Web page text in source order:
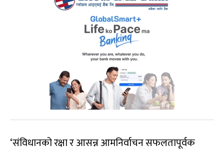
‘संविधानको रक्षा र आसन्न आमनिर्वाचन सफलतापूर्वक